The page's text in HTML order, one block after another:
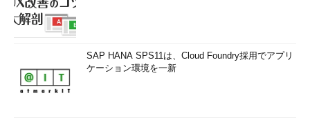
SAP HANA SPS11は、Cloud Foundry採用でアプリ
ケーション環境を一新